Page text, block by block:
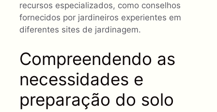
recursos especializados, como conselhos
fornecidos por jardineiros experientes em
diferentes sites de jardinagem.
Compreendendo as
necessidades e
preparação do solo